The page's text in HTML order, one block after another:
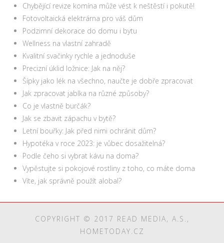
Chybějící revize komína může vést k neštěstí i pokutě!
Fotovoltaická elektrárna pro váš dům
Podzimní dekorace do domu i bytu
Wellness na vlastní zahradě
Kvalitní svačinky rychle a jednoduše
Precizní úklid ložnice: Jak na něj?
Šípky jako lék na všechno, naučte je dobře zpracovat
Jak zpracovat jablka na různé způsoby?
Co je vlastně burčák?
Jak se zbavit zápachu v bytě?
Letní bouřky: Jak před nimi ochránit dům?
Hypotéka v roce 2023: je vůbec dosažitelná?
Podle čeho si vybrat kávu na doma?
Vypěstujte si pokojové rostliny z toho, co máte doma
Víte, jak správně použít alobal?
COPYRIGHT © 2017 READ MEDIA, A.S.,
HOMETODAY.CZ